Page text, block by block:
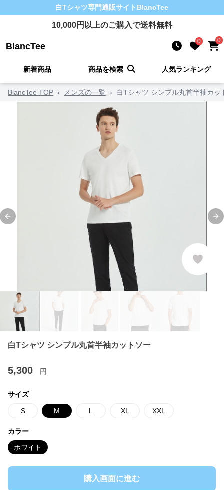
白Tシャツ専門通販サイト BlancTee
10,000円以上のご購入で送料無料
BlancTee 0 0
新着商品 商品を検索 人気ランキング
BlancTee TOP › メンズの一覧 › 白Tシャツ シンプル丸首半袖カッ
Previous slide
白Tシャツ シンプル丸首半袖カットソー
5,300 円
サイズ
S M L XL XXL
カラー
ホワイト
購入画面に進む